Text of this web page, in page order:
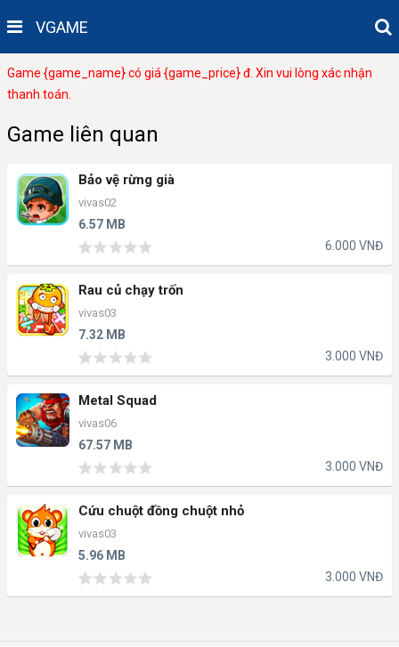
VGAME
Game {game_name} có giá {game_price} đ. Xin vui lòng xác nhận
thanh toán.
Game liên quan
Bảo vệ rừng già
vivas02
6.57 MB
6.000 VNĐ
Rau củ chạy trốn
vivas03
7.32 MB
3.000 VNĐ
Metal Squad
vivas06
67.57 MB
3.000 VNĐ
Cứu chuột đồng chuột nhỏ
vivas03
5.96 MB
3.000 VNĐ